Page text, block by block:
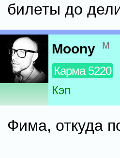
билеты до
Moony м
Карма 5220
Кэп
Фима, откуда